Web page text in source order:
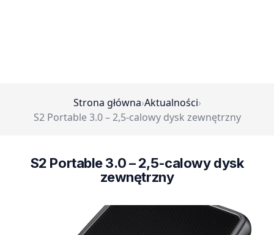
Strona główna›Aktualności›
S2 Portable 3.0 – 2,5-calowy dysk zewnętrzny
S2 Portable 3.0 – 2,5-calowy dysk
zewnętrzny